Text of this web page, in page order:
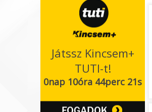
Játssz Kincsem+
TUTI-t!
0nap 10óra 44perc 20s